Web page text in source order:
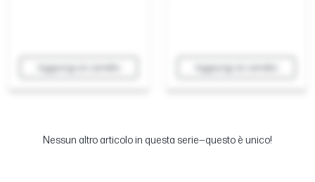
Aggiungi al carrello Aggiungi al carrello
Nessun altro articolo in questa serie—questo è unico!